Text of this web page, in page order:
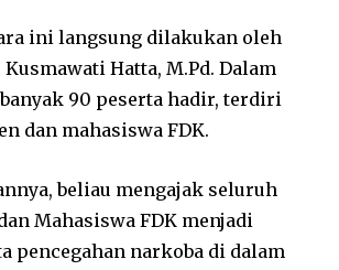
ini langsung dilakukan oleh
Kusmawati Hatta, M.Pd. Dalam
90 peserta hadir, terdiri
dan mahasiswa FDK.
beliau mengajak seluruh
Mahasiswa FDK menjadi
pencegahan narkoba di dalam